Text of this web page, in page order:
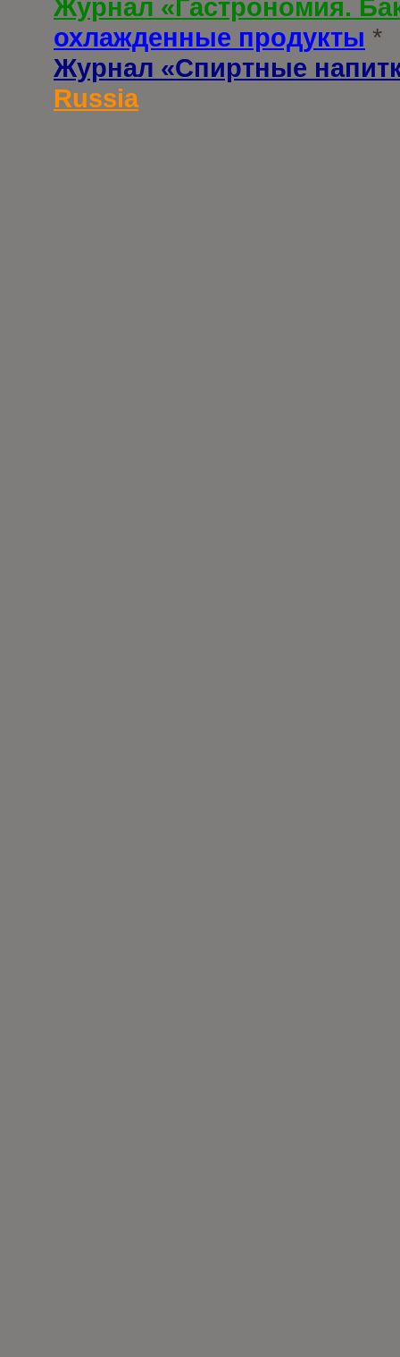
Журнал «Гастрономия.
охлажденные продукты *
Журнал «Спиртные
Russia